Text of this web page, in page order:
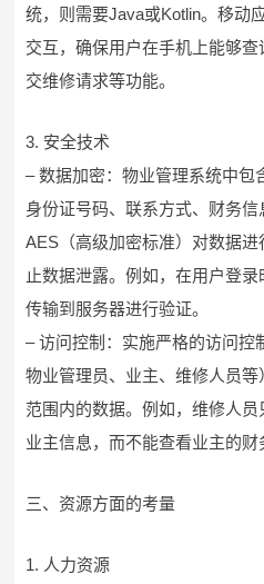
统，则需要Java或Kotlin。移动
交互，确保用户在手机上能够
交维修请求等功能。
3. 安全技术
– 数据加密：物业管理系统中包
身份证号码、联系方式、财务
AES（高级加密标准）对数据
止数据泄露。例如，在用户登
传输到服务器进行验证。
– 访问控制：实施严格的访问控
物业管理员、业主、维修人员
范围内的数据。例如，维修人
业主信息，而不能查看业主的财
三、资源方面的考量
1. 人力资源